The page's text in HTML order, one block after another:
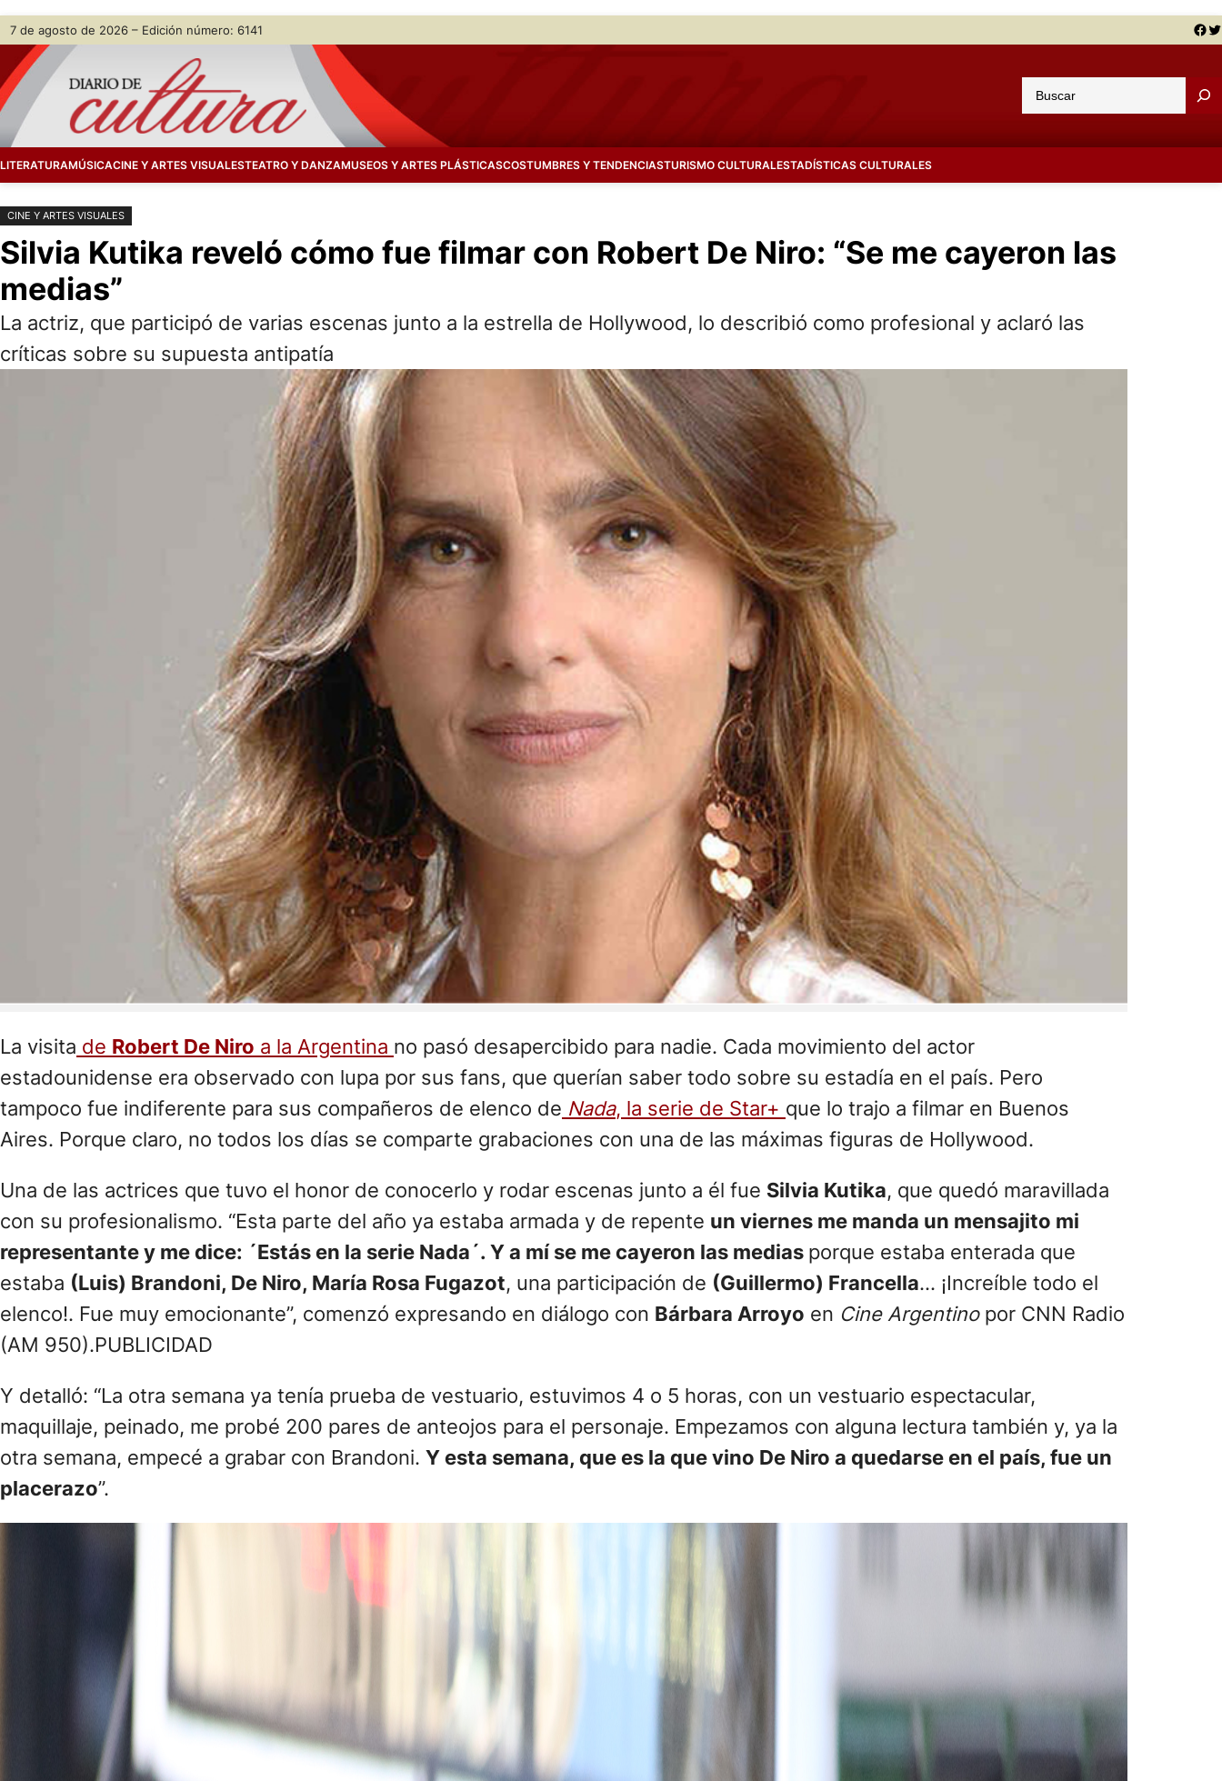
Saltar
contenido
Skip
content
7 de agosto de 2026 – Edición número: 6141 Facebook Twitter
u
a
LITERATURAMÚSICACINE Y ARTES VISUALESTEATRO Y DANZAMUSEOS Y ARTES PLÁSTICASCOSTUMBRES Y TENDENCIASTURISMO CULTURALESTADÍSTICAS CULTURALES
CINE Y ARTES VISUALES
Silvia Kutika reveló cómo fue filmar con Robert De Niro: “Se me cayeron las
medias”
La actriz, que participó de varias escenas junto a la estrella de Hollywood, lo describió como profesional y aclaró las
críticas sobre su supuesta antipatía
La visita de Robert De Niro a la Argentina no pasó desapercibido para nadie. Cada movimiento del actor
estadounidense era observado con lupa por sus fans, que querían saber todo sobre su estadía en el país. Pero
tampoco fue indiferente para sus compañeros de elenco de Nada, la serie de Star+ que lo trajo a filmar en Buenos
Aires. Porque claro, no todos los días se comparte grabaciones con una de las máximas figuras de Hollywood.
Una de las actrices que tuvo el honor de conocerlo y rodar escenas junto a él fue Silvia Kutika, que quedó maravillada
con su profesionalismo. “Esta parte del año ya estaba armada y de repente un viernes me manda un mensajito mi
representante y me dice: ´Estás en la serie Nada´. Y a mí se me cayeron las medias porque estaba enterada que
estaba (Luis) Brandoni, De Niro, María Rosa Fugazot, una participación de (Guillermo) Francella… ¡Increíble todo el
elenco!. Fue muy emocionante”, comenzó expresando en diálogo con Bárbara Arroyo en Cine Argentino por CNN Radio
(AM 950).PUBLICIDAD
Y detalló: “La otra semana ya tenía prueba de vestuario, estuvimos 4 o 5 horas, con un vestuario espectacular,
maquillaje, peinado, me probé 200 pares de anteojos para el personaje. Empezamos con alguna lectura también y, ya la
otra semana, empecé a grabar con Brandoni. Y esta semana, que es la que vino De Niro a quedarse en el país, fue un
placerazo”.